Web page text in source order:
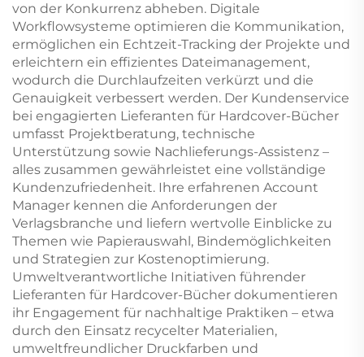
von der Konkurrenz abheben. Digitale
Workflowsysteme optimieren die Kommunikation,
ermöglichen ein Echtzeit-Tracking der Projekte und
erleichtern ein effizientes Dateimanagement,
wodurch die Durchlaufzeiten verkürzt und die
Genauigkeit verbessert werden. Der Kundenservice
bei engagierten Lieferanten für Hardcover-Bücher
umfasst Projektberatung, technische
Unterstützung sowie Nachlieferungs-Assistenz –
alles zusammen gewährleistet eine vollständige
Kundenzufriedenheit. Ihre erfahrenen Account
Manager kennen die Anforderungen der
Verlagsbranche und liefern wertvolle Einblicke zu
Themen wie Papierauswahl, Bindemöglichkeiten
und Strategien zur Kostenoptimierung.
Umweltverantwortliche Initiativen führender
Lieferanten für Hardcover-Bücher dokumentieren
ihr Engagement für nachhaltige Praktiken – etwa
durch den Einsatz recycelter Materialien,
umweltfreundlicher Druckfarben und